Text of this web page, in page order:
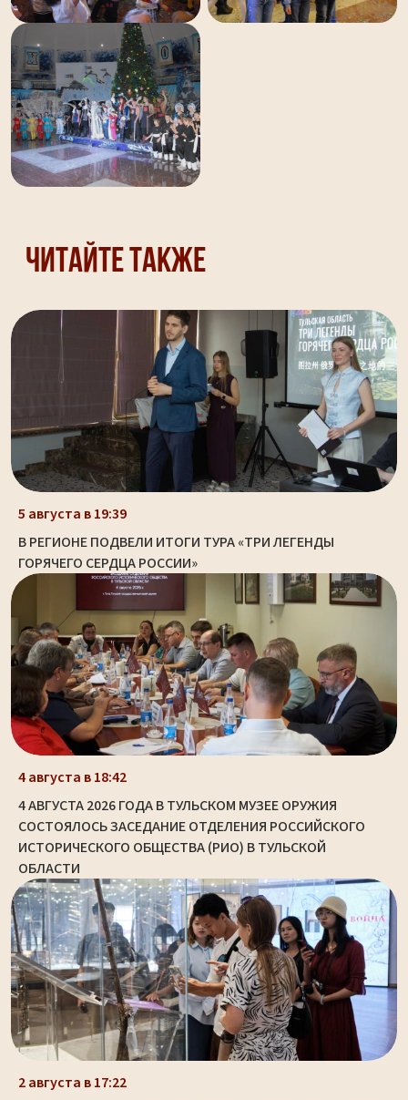
Читайте также
5 августа в 19:39
В РЕГИОНЕ ПОДВЕЛИ ИТОГИ ТУРА «ТРИ ЛЕГЕНДЫ
ГОРЯЧЕГО СЕРДЦА РОССИИ»
4 августа в 18:42
4 АВГУСТА 2026 ГОДА В ТУЛЬСКОМ МУЗЕЕ ОРУЖИЯ
СОСТОЯЛОСЬ ЗАСЕДАНИЕ ОТДЕЛЕНИЯ РОССИЙСКОГО
ИСТОРИЧЕСКОГО ОБЩЕСТВА (РИО) В ТУЛЬСКОЙ
ОБЛАСТИ
2 августа в 17:22